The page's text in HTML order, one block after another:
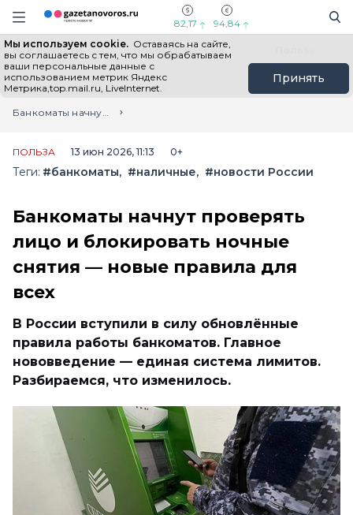
Информационный портал "ГазетаНоворос.ру"
Навигация сайта
82,17 94,84
Мы используем cookie. Оставаясь на сайте,
вы соглашаетесь с тем, что мы обрабатываем
ваши персональные данные с
использованием метрик Яндекс
Метрика,top.mail.ru, LiveInternet.
Принять
Все новости Новости России
Главная
Лента новостей
Банкоматы начнут проверять лицо и блокировать ночные снятия — новые правила для всех
ПОЛЬЗА 13 июн 2026, 11:13 0+
Теги: #банкоматы #наличные #новости России
Банкоматы начнут проверять
лицо и блокировать ночные
снятия — новые правила для
всех
В России вступили в силу обновлённые
правила работы банкоматов. Главное
нововведение — единая система лимитов.
Разбираемся, что изменилось.